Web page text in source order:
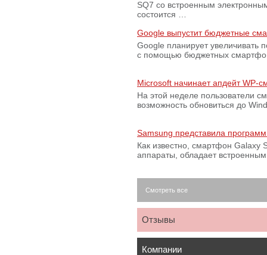
SQ7 со встроенным
состоится …
Google выпустит бюджетные
Google планирует увеличивать
с помощью бюджетных
Microsoft начинает апдейт WP-
На этой неделе пользователи
возможность обновиться до
Samsung представила
Как известно, смартфон Galaxy
аппараты, обладает
Смотреть все
Отзывы
Компании